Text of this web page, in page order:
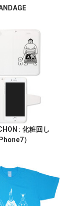
: 化粧回し
）